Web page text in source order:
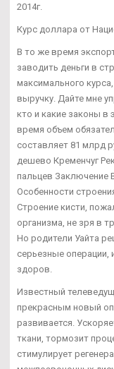
2014г.
Курс доллара от
В то же время
заводить деньги в
максимального
выручку. Дайте мне
кто и какие законы в
время объем
составляет 81 млрд
дешево Кременчуг
пальцев Заключение
Особенности
Строение кисти,
организма, не зря в
Но родители Уайта
серьезные операции,
здоров.
Известный
прекрасным новый
развивается.
ткани, тормозит
стимулирует